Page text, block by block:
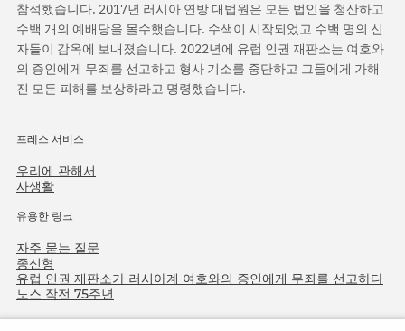
참석했습니다. 2017년 러시아 연방 대법원은 모든 법인을 청산하고
수백 개의 예배당을 몰수했습니다. 수색이 시작되었고 수백 명의 신
자들이 감옥에 보내졌습니다. 2022년에 유럽 인권 재판소는 여호와
의 증인에게 무죄를 선고하고 형사 기소를 중단하고 그들에게 가해
진 모든 피해를 보상하라고 명령했습니다.
프레스 서비스
우리에 관해서
사생활
유용한 링크
자주 묻는 질문
종신형
유럽 인권 재판소가 러시아계 여호와의 증인에게 무죄를 선고하다
노스 작전 75주년